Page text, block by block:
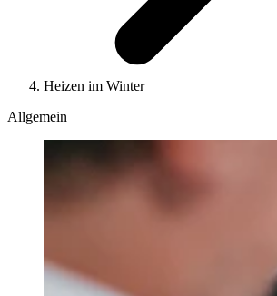
Heizen im Winter
Allgemein